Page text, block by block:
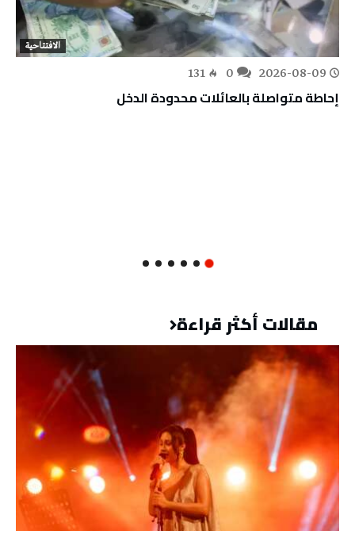
الافتتاحية
2026-08-09
131
إحاطة متواصلة بالعائلات محدودة الدخل
مقالات أكثر قراءة